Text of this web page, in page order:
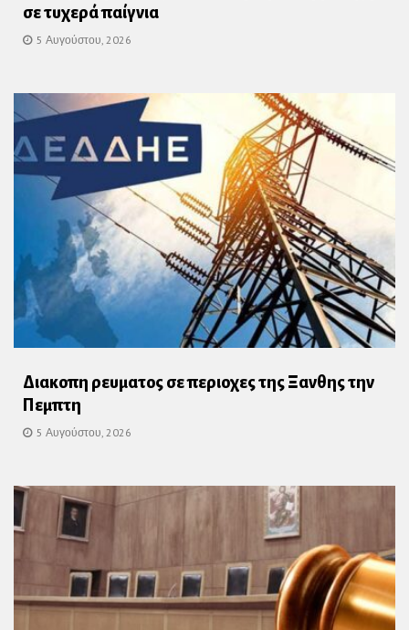
σε τυχερά παίγνια
5 Αυγούστου, 2026
Διακοπη ρευματος σε περιοχες της Ξανθης την
Πεμπτη
5 Αυγούστου, 2026